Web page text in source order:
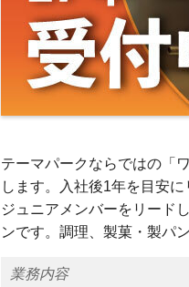
テーマパークならではの「
します。入社後1年を目安
ジュニアメンバーをリード
ンです。調理、製菓・製パ
業務内容